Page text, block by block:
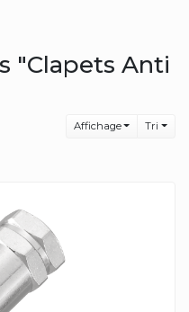
"Clapets Anti
Affichage Tri